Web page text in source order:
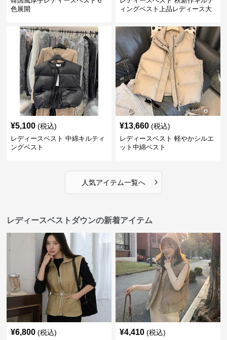
色展開
ィングベスト上品レディース大
¥5,100 (税込)
レディースベスト 中綿キルティ
ングベスト
¥13,660 (税込)
レディースベスト 軽やかシルエ
ット中綿ベスト
人気アイテム一覧へ ›
レディースベストダウンの新着アイテム
¥6,800 (税込) ¥4,410 (税込)